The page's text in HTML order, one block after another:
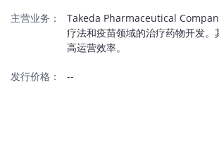
主营业务：
Takeda Pharmaceutical
疗法和疫苗领域的治疗药物开发
高运营效率。
发行价格： --